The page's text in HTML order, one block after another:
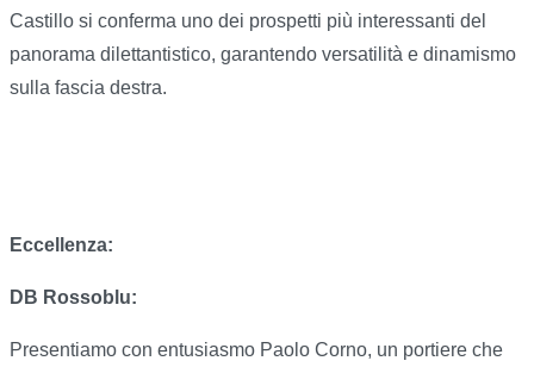
Castillo si conferma uno dei prospetti più interessanti del
panorama dilettantistico, garantendo versatilità e dinamismo
sulla fascia destra.
Eccellenza:
DB Rossoblu:
Presentiamo con entusiasmo Paolo Corno, un portiere che